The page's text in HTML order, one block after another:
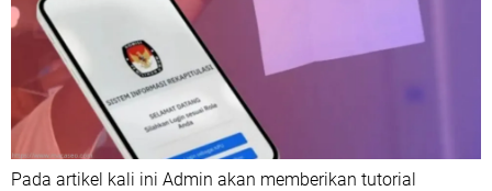
Pada artikel kali ini Admin akan memberikan tutorial